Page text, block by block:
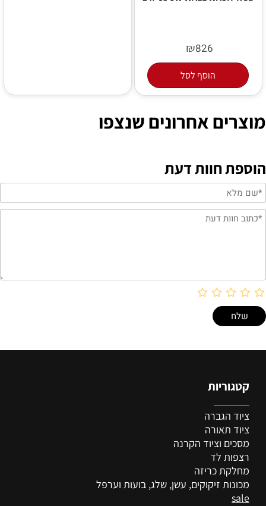
₪826
הוסף לסל
מוצרים אחרונים שנצפו
הוספת חוות דעת
קטגוריות
ציוד הגברה
ציוד תאורה
מסכים וציוד הקרנה
רצפות לד
מחלקת כריזה
מכונות זיקוקים, עשן, שלג, בועות וערפל
sale